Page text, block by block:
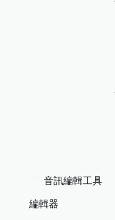
音訊編輯工具
編輯器